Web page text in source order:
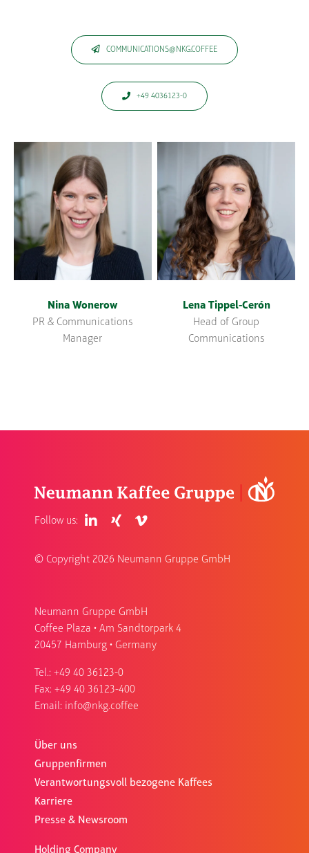
COMMUNICATIONS@NKG.COFFEE
+49 4036123-0
Nina Wonerow
PR & Communications
Manager
Lena Tippel-Cerón
Head of Group
Communications
Über uns
Gruppenfirmen
Verantwortungsvoll bezogene Kaffees
Karriere
Presse & Newsroom
Holding Company
Neumann Gruppe GmbH
Coffee Plaza • Am Sandtorpark 4
20457 Hamburg • Germany
Tel.: +49 40 36123-0
Fax: +49 40 36123-400
Email: info@nkg.coffee
Follow us:
© Copyright 2026 Neumann Gruppe GmbH